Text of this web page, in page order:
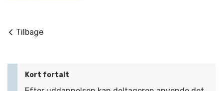
For ledige
For virksomheder
Tilbage
Kort fortalt